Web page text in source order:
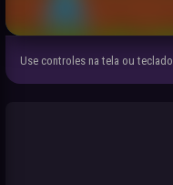
Use controles na tela ou teclado.